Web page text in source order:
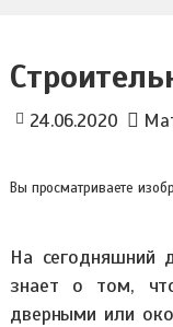
24.06.2020
Вы просматриваете
На сегодняшний
знает о том,
дверными или